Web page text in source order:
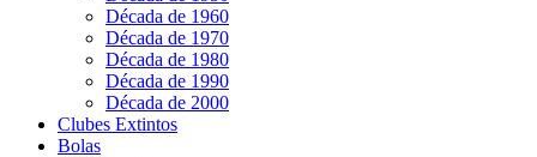
Década de 1960
Década de 1970
Década de 1980
Década de 1990
Década de 2000
Clubes Extintos
Bolas